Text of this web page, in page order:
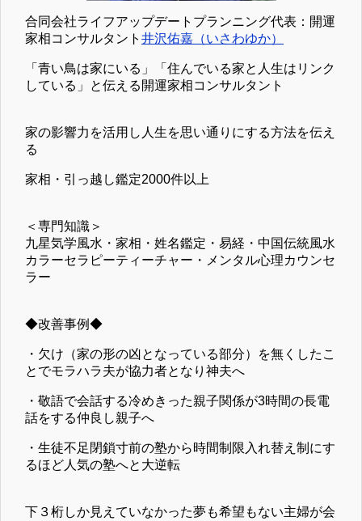
合同会社ライフアップデートプランニング代表：開運
家相コンサルタント 井沢佑嘉（いさわゆか）
「青い鳥は家にいる」「住んでいる家と人生はリンク
している」と伝える開運家相コンサルタント
家の影響力を活用し人生を思い通りにする方法を伝え
る
家相・引っ越し鑑定2000件以上
＜専門知識＞
九星気学風水・家相・姓名鑑定・易経・中国伝統風水
カラーセラピーティーチャー・メンタル心理カウンセ
ラー
◆改善事例◆
・欠け（家の形の凶となっている部分）を無くしたこ
とでモラハラ夫が協力者となり神夫へ
・敬語で会話する冷めきった親子関係が3時間の長電
話をする仲良し親子へ
・生徒不足閉鎖寸前の塾から時間制限入れ替え制にす
るほど人気の塾へと大逆転
下３桁しか見えていなかった夢も希望もない主婦が会